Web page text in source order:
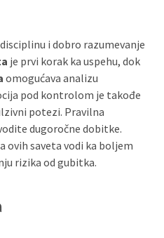
i dobro razumevanje
je prvi korak ka uspehu, dok
omogućava analizu
pod kontrolom je takođe
potezi. Pravilna
dugoročne dobitke.
ovih saveta vodi ka boljem
rizika od gubitka.